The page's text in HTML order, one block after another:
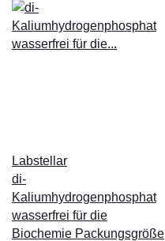
Labstellar
di-
Kaliumhydrogenphosphat
wasserfrei für die
Biochemie Packungsgröße